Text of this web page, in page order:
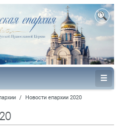
/ Новости епархии 2020